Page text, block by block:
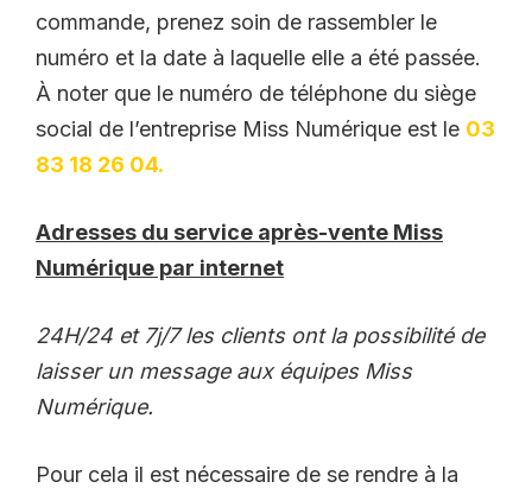
commande, prenez soin de rassembler le
numéro et la date à laquelle elle a été passée.
À noter que le numéro de téléphone du siège
social de l’entreprise Miss Numérique est le 03
83 18 26 04.
Adresses du service après-vente Miss
Numérique par internet
24H/24 et 7j/7 les clients ont la possibilité de
laisser un message aux équipes Miss
Numérique.
Pour cela il est nécessaire de se rendre à la